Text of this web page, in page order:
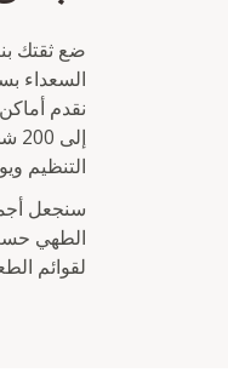
ضع ثقتك
السعداء
التنظيم
الطهي
لقوائم